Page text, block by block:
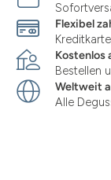
Flexibel
Kostenlos
Bestellen
Weltweit
Alle